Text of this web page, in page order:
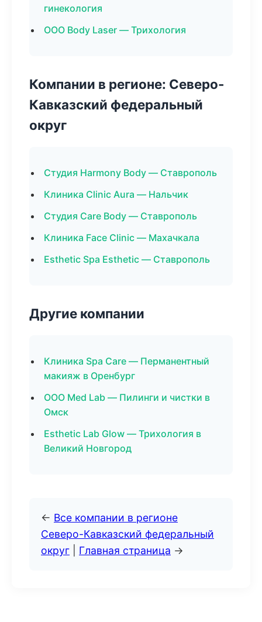
гинекология
ООО Body Laser — Трихология
Компании в регионе: Северо-
Кавказский федеральный
округ
Студия Harmony Body — Ставрополь
Клиника Clinic Aura — Нальчик
Студия Care Body — Ставрополь
Клиника Face Clinic — Махачкала
Esthetic Spa Esthetic — Ставрополь
Другие компании
Клиника Spa Care — Перманентный
макияж в Оренбург
ООО Med Lab — Пилинги и чистки в
Омск
Esthetic Lab Glow — Трихология в
Великий Новгород
← Все компании в регионе
Северо-Кавказский федеральный
округ
Главная страница →